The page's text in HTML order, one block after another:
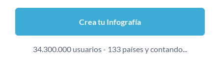
Crea tu Infografía
34.300.000 usuarios - 133 países y contando...